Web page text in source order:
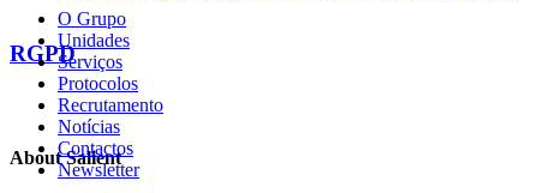
O Grupo
Unidades
Serviços
Protocolos
Recrutamento
Notícias
Contactos
Newsletter
RGPD
About Salient